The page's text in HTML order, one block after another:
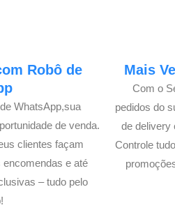
Robô de
WhatsApp,sua
de venda.
clientes façam
e até
– tudo pelo
Mais
Com o
pedidos do
de delivery
Controle